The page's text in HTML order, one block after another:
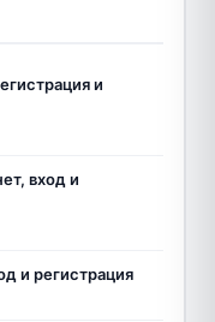
и
вход и
и регистрация